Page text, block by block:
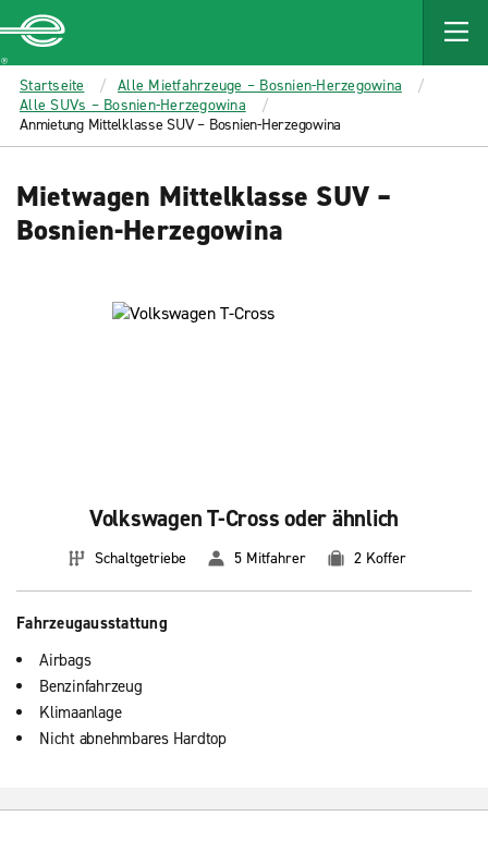
MAIN
CONTENT
Enterprise
Startseite
Alle Mietfahrzeuge – Bosnien-Herzegowina
Alle SUVs – Bosnien-Herzegowina
Anmietung Mittelklasse SUV – Bosnien-Herzegowina
Mietwagen Mittelklasse SUV –
Bosnien-Herzegowina
Volkswagen T-Cross oder ähnlich
Schaltgetriebe 5 Mitfahrer 2 Koffer
Fahrzeugausstattung
Airbags
Benzinfahrzeug
Klimaanlage
Nicht abnehmbares Hardtop